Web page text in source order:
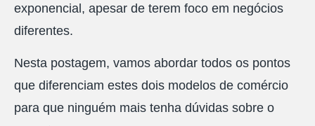
exponencial, apesar de terem foco em negócios
diferentes.
Nesta postagem, vamos abordar todos os pontos
que diferenciam estes dois modelos de comércio
para que ninguém mais tenha dúvidas sobre o